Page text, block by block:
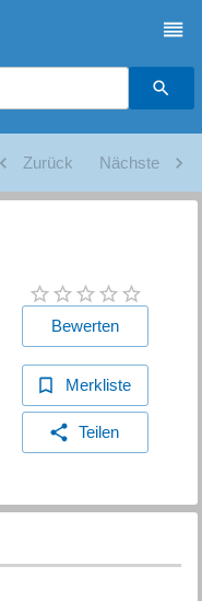
Zurück Nächste
Bewerten
Merkliste
Teilen